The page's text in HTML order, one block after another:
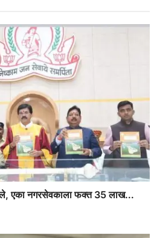
एका नगरसेवकाला फक्त 35 लाख...